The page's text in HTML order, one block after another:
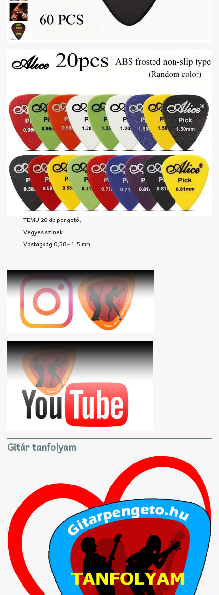
TEMU 20 db pengető,
Vegyes színek,
Vastagság 0,58 - 1,5 mm
Gitár tanfolyam